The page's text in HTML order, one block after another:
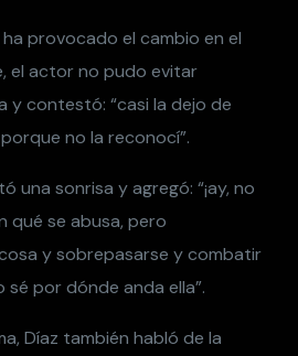
provocado el cambio en el
el actor no pudo evitar
y contestó: “casi la dejo de
no la reconocí”.
una sonrisa y agregó: “¡ay, no
qué se abusa, pero
y sobrepasarse y combatir
por dónde anda ella”.
Díaz también habló de la